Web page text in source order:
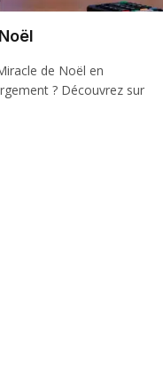
de Noël en
? Découvrez sur